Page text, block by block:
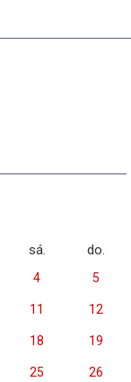
sá. do.
4 5
11 12
18 19
25 26